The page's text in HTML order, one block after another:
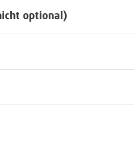
optional)
Prozessen